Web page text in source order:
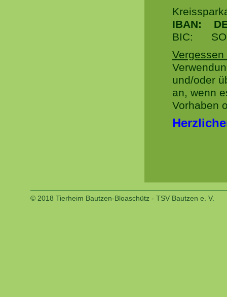
IBAN: DE
BIC:
und/oder
an, wenn
Vorhaben
© 2018 Tierheim Bautzen-Bloaschütz - TSV Bautzen e. V.